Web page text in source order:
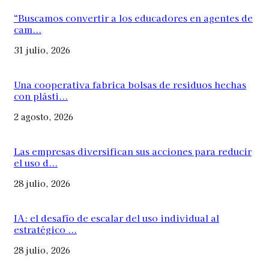
“Buscamos convertir a los educadores en agentes de
cam...
31 julio, 2026
Una cooperativa fabrica bolsas de residuos hechas
con plásti...
2 agosto, 2026
Las empresas diversifican sus acciones para reducir
el uso d...
28 julio, 2026
IA: el desafío de escalar del uso individual al
estratégico ...
28 julio, 2026